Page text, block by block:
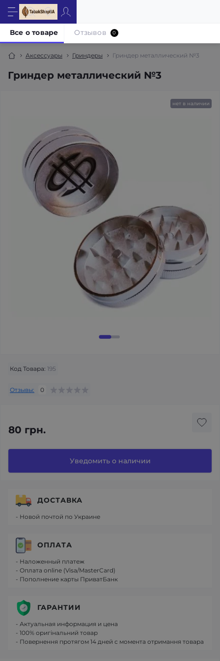
Аксессуары Гриндеры Гриндер металлический №3
Гриндер металлический №3
Все о товаре Отзывов 0
нет в наличии
Код Товара: 195
Отзывы: 0
80 грн.
Уведомить о наличии
ДОСТАВКА
- Новой почтой по Украине
ОПЛАТА
- Наложенный платеж
- Оплата online (Visa/MasterCard)
- Пополнение карты ПриватБанк
ГАРАНТИИ
- Актуальная информация и цена
- 100% оригінальний товар
- Повернення протягом 14 дней с момента отримання товара